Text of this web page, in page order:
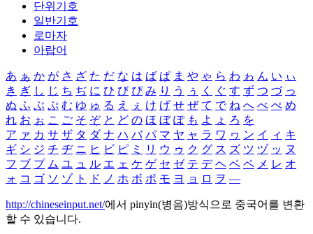
단위기호
일반기호
로마자
아랍어
あ ぁ か が さ ざ た だ な は ば ぱ ま や ゃ ら わ ゎ ん い ぃ
き ぎ し じ ち ぢ に ひ び ぴ み り う ぅ く ぐ す ず つ づ っ
ぬ ふ ぶ ぷ む ゆ ゅ る え ぇ け げ せ ぜ て で ね へ べ ぺ め
れ お ぉ こ ご そ ぞ と ど の ほ ぼ ぽ も よ ょ ろ を
ア ァ カ サ ザ タ ダ ナ ハ バ パ マ ヤ ャ ラ ワ ヮ ン イ ィ キ
ギ シ ジ チ ヂ ニ ヒ ビ ピ ミ リ ウ ゥ ク グ ス ズ ツ ヅ ッ ヌ
フ ブ プ ム ユ ュ ル エ ェ ケ ゲ セ ゼ テ デ ヘ ベ ペ メ レ オ
ォ コ ゴ ソ ゾ ト ド ノ ホ ボ ポ モ ヨ ョ ロ ヲ ―
http://chineseinput.net/에서 pinyin(병음)방식으로 중국어를 변환
할 수 있습니다.